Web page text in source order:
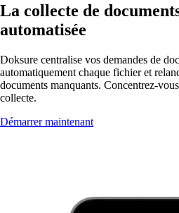
La collecte de
automatisée
Doksure centralise vos demandes de
automatiquement chaque fichier et
documents manquants. Concentrez-
collecte.
Démarrer maintenant